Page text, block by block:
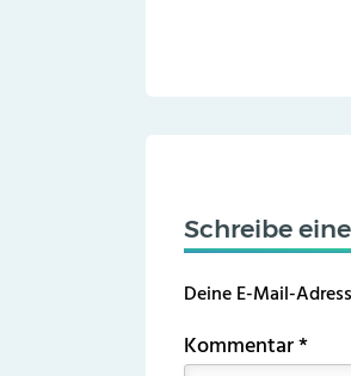
Schreibe
Deine E-Mail-
Kommentar*